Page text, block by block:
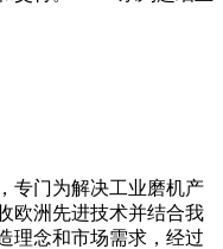
专门为解决工业磨机产
欧洲先进技术并结合我
理念和市场需求，经过